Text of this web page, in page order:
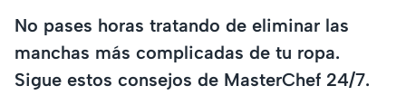
No pases horas tratando de eliminar las
manchas más complicadas de tu ropa.
Sigue estos consejos de MasterChef 24/7.